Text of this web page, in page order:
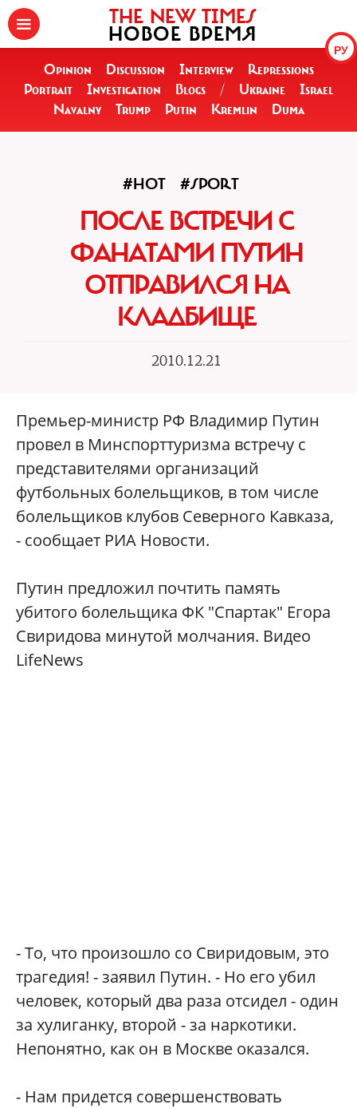
РУ
THE NEW TIMES
НОВОЕ ВРЕМЯ
Opinion Discussion Interview
Repressions
Portrait
Investigation Blogs / Ukraine
Israel
Navalny
Trump Putin Kremlin Duma
#HOT #SPORT
ПОСЛЕ ВСТРЕЧИ С
ФАНАТАМИ ПУТИН
ОТПРАВИЛСЯ НА
КЛАДБИЩЕ
2010.12.21
Премьер-министр РФ Владимир Путин
провел в Минспорттуризма встречу с
представителями организаций
футбольных болельщиков, в том числе
болельщиков клубов Северного Кавказа,
- сообщает РИА Новости.
Путин предложил почтить память
убитого болельщика ФК "Спартак" Егора
Свиридова минутой молчания. Видео
LifeNews
- То, что произошло со Свиридовым, это
трагедия! - заявил Путин. - Но его убил
человек, который два раза отсидел - один
за хулиганку, второй - за наркотики.
Непонятно, как он в Москве оказался.
- Нам придется совершенствовать